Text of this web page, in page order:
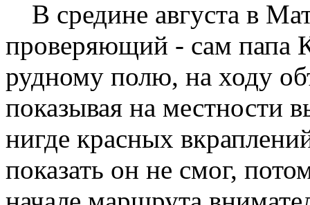
В средине августа в
проверяющий - сам папа
рудному полю, на ходу
показывая на местности
нигде красных
показать он не смог,